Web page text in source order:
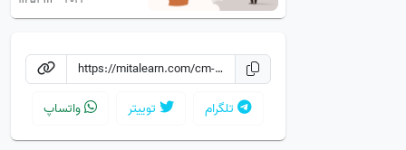
تلگرام توییتر واتساپ